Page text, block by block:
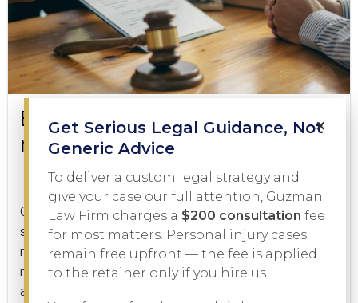
Explicación de los daños por
muerte por negligencia en Texas
10 de febrero de 2026 Lesiones personales
Cuando una tragedia evitable se cobra la vida de un
ser querido, ninguna cantidad de dinero puede
realmente arreglar las cosas. Pero la ley de Texas
reconoce que las familias merecen responsabilidad y
apoyo...
×
Get Serious Legal Guidance, Not
Generic Advice
To deliver a custom legal strategy and
give your case our full attention, Guzman
Law Firm charges a $200 consultation fee
for most matters. Personal injury cases
remain free upfront — the fee is applied
to the retainer only if you hire us.